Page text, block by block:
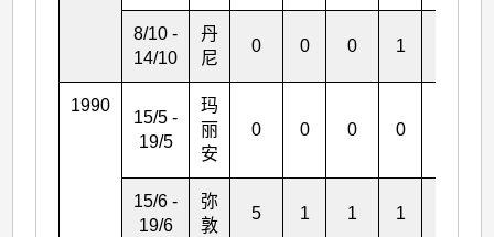
8/10 -
14/10
丹
尼
0 0 0 1
1990
15/5 -
19/5
玛
丽
安
0 0 0 0
15/6 -
19/6
弥
敦
5 1 1 1